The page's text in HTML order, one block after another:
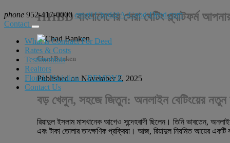
phone 952-417-0000email Chad@A-Good-Deed.com
Contact
What is Contract For Deed
Rates & Costs
Testimonials
Realtors
Florida Variation – REMOVE
Contact Us
HHBD বাংলাদেশের সেরা বেটিং প্ল্যাটফর্ম
Chad Banken
Published on November 2, 2025
বড় খেলুন, সহজে জিতুন: অনলাইন বেটিংয়ের
রিয়াদুল ইসলাম মাসখানেক আগেও সন্দেহবাদী ছিলেন। তিনি ভাবতেন,
এবং টাকা তোলার তাৎক্ষণিক প্রক্রিয়া। আজ, রিয়াদুল নিয়মিত আয়ের